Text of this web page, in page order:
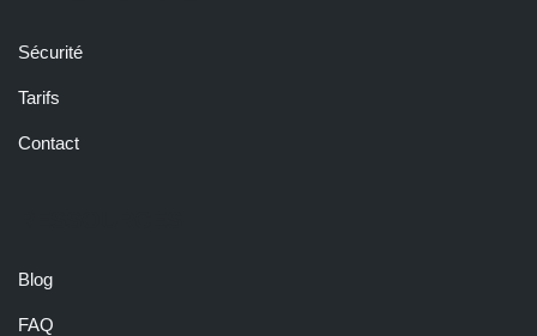
Sécurité
Tarifs
Contact
Blog
FAQ